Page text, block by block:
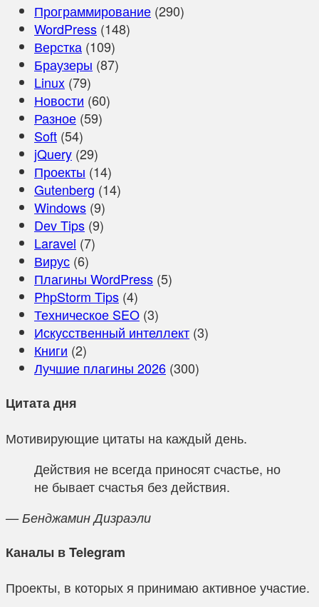
Программирование (290)
WordPress (148)
Верстка (109)
Браузеры (87)
Linux (79)
Новости (60)
Разное (59)
Soft (54)
jQuery (29)
Проекты (14)
Gutenberg (14)
Windows (9)
Dev Tips (9)
Laravel (7)
Вирус (6)
Плагины WordPress (5)
PhpStorm Tips (4)
Техническое SEO (3)
Искусственный интеллект (3)
Книги (2)
Лучшие плагины 2026 (300)
Цитата дня
Мотивирующие цитаты на каждый день.
Действия не всегда приносят счастье, но
не бывает счастья без действия.
— Бенджамин Дизраэли
Каналы в Telegram
Проекты, в которых я принимаю активное участие.